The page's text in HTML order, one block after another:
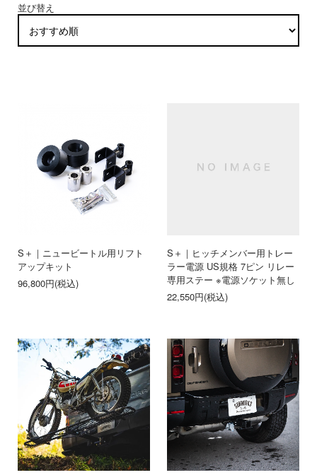
並び替え
S＋｜ニュービートル用リフト
アップキット
96,800円(税込)
S＋｜ヒッチメンバー用トレー
ラー電源 US規格 7ピン リレー
専用ステー ※電源ソケット無し
22,550円(税込)